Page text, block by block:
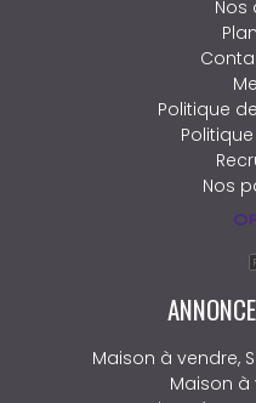
Nos
Politique
Nos
Maison à vendre,
Maison à